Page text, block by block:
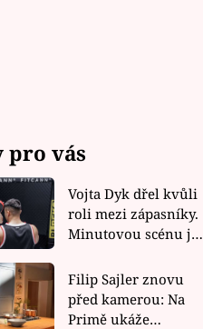
pro vás
Vojta Dyk dřel kvůli
roli mezi zápasníky.
Minutovou scénu jel
Filip Sajler znovu
před kamerou: Na
Primě ukáže